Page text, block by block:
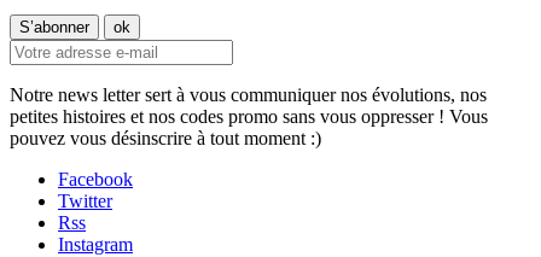
Notre news letter sert à vous communiquer nos évolutions, nos
petites histoires et nos codes promo sans vous oppresser ! Vous
pouvez vous désinscrire à tout moment :)
Facebook
Twitter
Rss
Instagram